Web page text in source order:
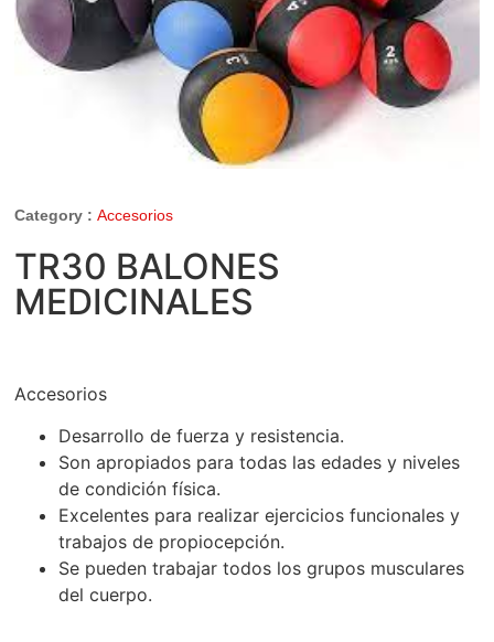
Category :Accesorios
TR30 BALONES
MEDICINALES
Accesorios
Desarrollo de fuerza y resistencia.
Son apropiados para todas las edades y niveles
de condición física.
Excelentes para realizar ejercicios funcionales y
trabajos de propiocepción.
Se pueden trabajar todos los grupos musculares
del cuerpo.